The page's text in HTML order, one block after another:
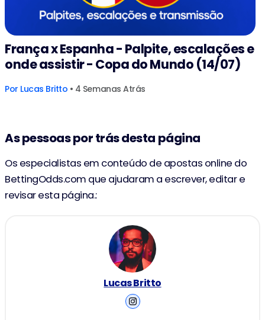
França x Espanha - Palpite, escalações e
onde assistir - Copa do Mundo (14/07)
Por Lucas Britto • 4 Semanas Atrás
As pessoas por trás desta página
Os especialistas em conteúdo de apostas online do
BettingOdds.com que ajudaram a escrever, editar e
revisar esta página.:
Lucas Britto